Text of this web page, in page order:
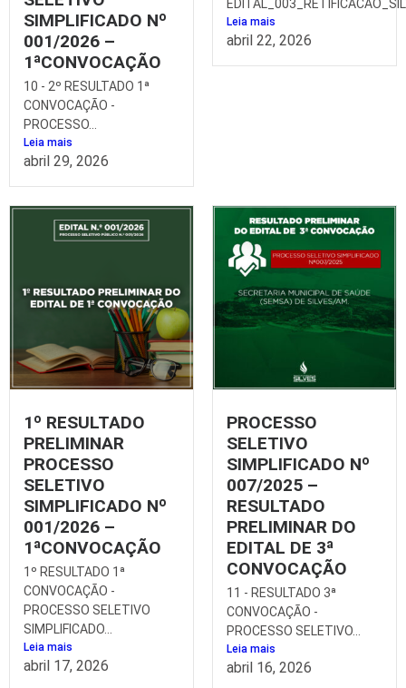
SIMPLIFICADO Nº
001/2026 –
1ªCONVOCAÇÃO
10 - 2º RESULTADO 1ª
CONVOCAÇÃO -
PROCESSO...
Leia mais
abril 29, 2026
Leia mais
abril 22, 2026
1º RESULTADO
PRELIMINAR
PROCESSO
SELETIVO
SIMPLIFICADO Nº
001/2026 –
1ªCONVOCAÇÃO
1º RESULTADO 1ª
CONVOCAÇÃO -
PROCESSO SELETIVO
SIMPLIFICADO...
Leia mais
abril 17, 2026
PROCESSO
SELETIVO
SIMPLIFICADO Nº
007/2025 –
RESULTADO
PRELIMINAR DO
EDITAL DE 3ª
CONVOCAÇÃO
11 - RESULTADO 3ª
CONVOCAÇÃO -
PROCESSO SELETIVO...
Leia mais
abril 16, 2026